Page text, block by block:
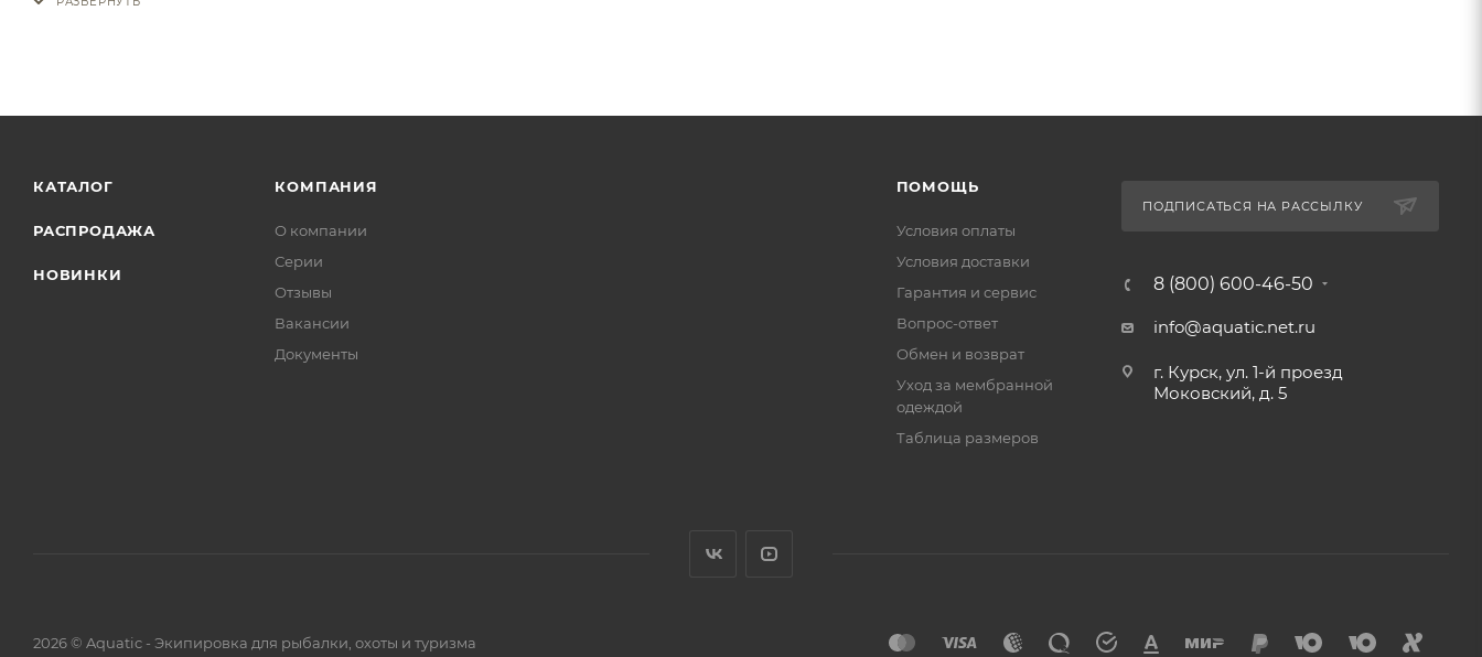
КАТАЛОГ
РАСПРОДАЖА
НОВИНКИ
КОМПАНИЯ
О компании
Серии
Отзывы
Вакансии
Документы
ПОМОЩЬ
Условия оплаты
Условия доставки
Гарантия и сервис
Вопрос-ответ
Обмен и возврат
Уход за мембранной
одеждой
Таблица размеров
ПОДПИСАТЬСЯ НА РАССЫЛКУ
8 (800) 600-46-50
info@aquatic.net.ru
г. Курск, ул. 1-й проезд
Моковский, д. 5
2026 © Aquatic - Экипировка для рыбалки, охоты и туризма